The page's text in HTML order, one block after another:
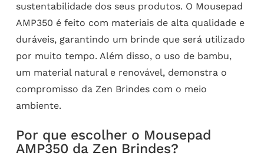
sustentabilidade dos seus produtos. O Mousepad
AMP350 é feito com materiais de alta qualidade e
duráveis, garantindo um brinde que será utilizado
por muito tempo. Além disso, o uso de bambu,
um material natural e renovável, demonstra o
compromisso da Zen Brindes com o meio
ambiente.
Por que escolher o Mousepad
AMP350 da Zen Brindes?